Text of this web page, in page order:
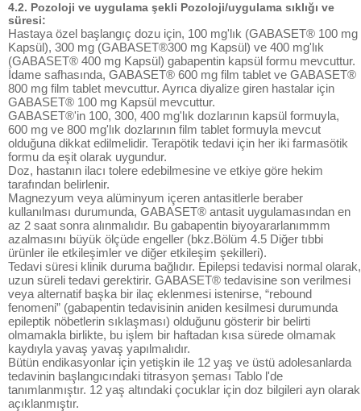
4.2. Pozoloji ve uygulama şekli Pozoloji/uygulama sıklığı ve
süresi:
Hastaya özel başlangıç dozu için, 100 mg'lık (GABASET® 100 mg
Kapsül), 300 mg (GABASET®300 mg Kapsül) ve 400 mg'lık
(GABASET® 400 mg Kapsül) gabapentin kapsül formu mevcuttur.
İdame safhasında, GABASET® 600 mg film tablet ve GABASET®
800 mg film tablet mevcuttur. Ayrıca diyalize giren hastalar için
GABASET® 100 mg Kapsül mevcuttur.
GABASET®'in 100, 300, 400 mg'lık dozlarının kapsül formuyla,
600 mg ve 800 mg'lık dozlarının film tablet formuyla mevcut
olduğuna dikkat edilmelidir. Terapötik tedavi için her iki farmasötik
formu da eşit olarak uygundur.
Doz, hastanın ilacı tolere edebilmesine ve etkiye göre hekim
tarafından belirlenir.
Magnezyum veya alüminyum içeren antasitlerle beraber
kullanılması durumunda, GABASET® antasit uygulamasından en
az 2 saat sonra alınmalıdır. Bu gabapentin biyoyararlanımmm
azalmasını büyük ölçüde engeller (bkz.Bölüm 4.5 Diğer tıbbi
ürünler ile etkileşimler ve diğer etkileşim şekilleri).
Tedavi süresi klinik duruma bağlıdır. Epilepsi tedavisi normal olarak,
uzun süreli tedavi gerektirir. GABASET® tedavisine son verilmesi
veya alternatif başka bir ilaç eklenmesi istenirse, “rebound
fenomeni” (gabapentin tedavisinin aniden kesilmesi durumunda
epileptik nöbetlerin sıklaşması) olduğunu gösterir bir belirti
olmamakla birlikte, bu işlem bir haftadan kısa sürede olmamak
kaydıyla yavaş yavaş yapılmalıdır.
Bütün endikasyonlar için yetişkin ile 12 yaş ve üstü adolesanlarda
tedavinin başlangıcındaki titrasyon şeması Tablo l'de
tanımlanmıştır. 12 yaş altındaki çocuklar için doz bilgileri ayn olarak
açıklanmıştır.